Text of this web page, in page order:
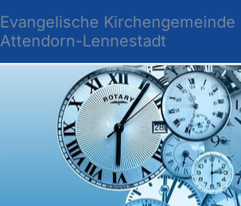
Evangelische Kirchengemeinde
Attendorn-Lennestadt